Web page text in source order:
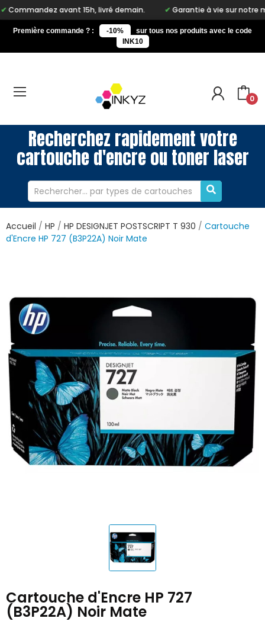
avant 15h, livré demain. Garantie à vie sur notre marque
Première commande ? : -10%
sur tous nos produits avec le code
INK10
0
Recherchez rapidement votre
cartouche d'encre ou toner laser
Accueil HP HP DESIGNJET POSTSCRIPT T 930
Cartouche
d'Encre HP 727 (B3P22A) Noir Mate
Cartouche d'Encre HP 727
(B3P22A) Noir Mate